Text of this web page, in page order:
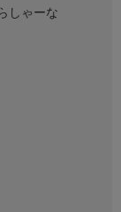
しゃーな